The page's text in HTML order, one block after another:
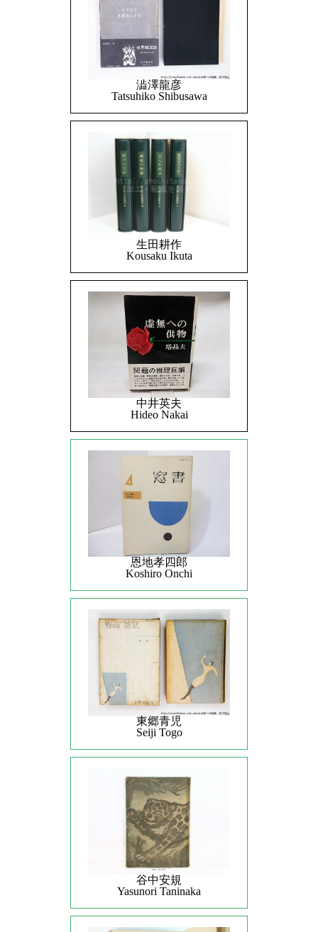
澁澤龍彦
Tatsuhiko Shibusawa
生田耕作
Kousaku Ikuta
中井英夫
Hideo Nakai
恩地孝四郎
Koshiro Onchi
東郷青児
Seiji Togo
谷中安規
Yasunori Taninaka